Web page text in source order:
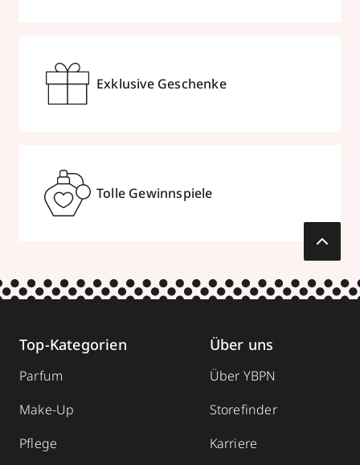
Exklusive Geschenke
Tolle Gewinnspiele
Top-Kategorien
Parfum
Make-Up
Pflege
Über uns
Über YBPN
Storefinder
Karriere